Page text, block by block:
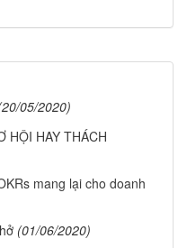
05/2020)
HỘI HAY THÁCH
mang lại cho doanh
(01/06/2020)